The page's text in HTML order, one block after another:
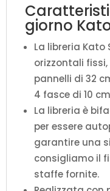
giorno
La libreria Kato
orizzontali
pannelli di 32
4 fasce di 10
La libreria è
per essere
garantire una
consigliamo il
staffe fornite.